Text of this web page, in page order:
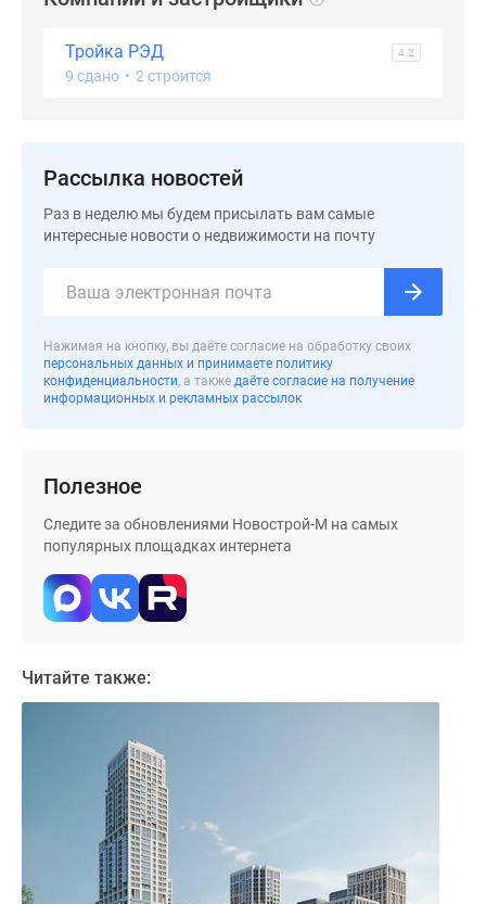
застройщиком
реновации
Москве
премиум-
Новостройки
бизнес-
класса
ипотека
коттеджи
Коттеджные
поселки
Москве
Готовые
поселки
Тройка РЭД 4.2
9 сдано • 2 строится
Рассылка новостей
Раз в неделю мы будем присылать вам самые
интересные новости о недвижимости на почту
Нажимая на кнопку, вы даёте согласие на обработку своих
персональных данных и принимаете политику
конфиденциальности, а также даёте согласие на получение
информационных и рекламных рассылок
Полезное
Следите за обновлениями Новострой-М на самых
популярных площадках интернета
Читайте также: